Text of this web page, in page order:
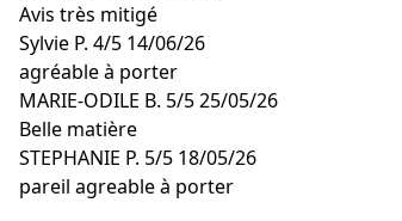
Avis très mitigé
Sylvie P. 4/5 14/06/26
agréable à porter
MARIE-ODILE B. 5/525/05/26
Belle matière
STEPHANIE P. 5/5 18/05/26
pareil agreable à porter